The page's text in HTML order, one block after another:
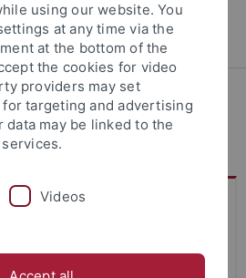
Institut
... Landesmusikarchiv
am
Ernst Fritz Schmid begründet als
historischer Musikalien
using our website. You
at any time via the
at the bottom of the
the cookies for video
providers may set
targeting and advertising
data may be linked to the
Videos